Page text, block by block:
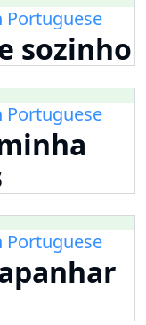
Portuguese
sozinho
Portuguese
Portuguese